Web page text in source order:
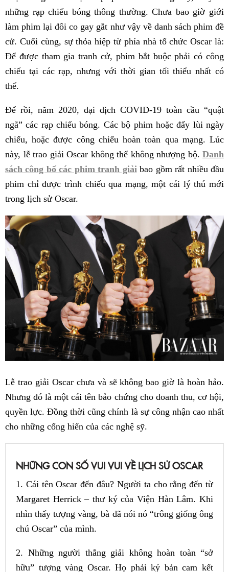
những rạp chiếu bóng thông thường. Chưa bao giờ giới
làm phim lại đôi co gay gắt như vậy về danh sách phim đề
cử. Cuối cùng, sự thỏa hiệp từ phía nhà tổ chức Oscar là:
Để được tham gia tranh cử, phim bắt buộc phải có công
chiếu tại các rạp, nhưng với thời gian tối thiểu nhất có
thể.
Để rồi, năm 2020, đại dịch COVID-19 toàn cầu “quật
ngã” các rạp chiếu bóng. Các bộ phim hoặc đẩy lùi ngày
chiếu, hoặc được công chiếu hoàn toàn qua mạng. Lúc
này, lễ trao giải Oscar không thể không nhượng bộ. Danh
sách công bố các phim tranh giải bao gồm rất nhiều đầu
phim chỉ được trình chiếu qua mạng, một cái lý thú mới
trong lịch sử Oscar.
Lễ trao giải Oscar chưa và sẽ không bao giờ là hoàn hảo.
Nhưng đó là một cái tên bảo chứng cho doanh thu, cơ hội,
quyền lực. Đồng thời cũng chính là sự công nhận cao nhất
cho những cống hiến của các nghệ sỹ.
NHỮNG CON SỐ VUI VUI VỀ LỊCH SỬ OSCAR
1. Cái tên Oscar đến đâu? Người ta cho rằng đến từ
Margaret Herrick – thư ký của Viện Hàn Lâm. Khi
nhìn thấy tượng vàng, bà đã nói nó “trông giống ông
chú Oscar” của mình.
2. Những người thắng giải không hoàn toàn “sở
hữu” tượng vàng Oscar. Họ phải ký bản cam kết